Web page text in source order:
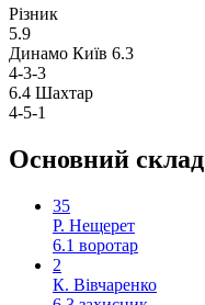
Різник
5.9
Динамо Київ 6.3
4-3-3
6.4 Шахтар
4-5-1
Основний склад
35
Р. Нещерет
6.1 воротар
2
К. Вівчаренко